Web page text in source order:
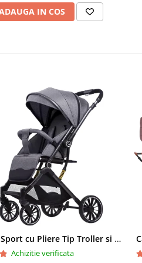
IN COS
Carucior Sport cu Pliere Tip Troller si Maner Reversibil - Gri
Achizitie verificata